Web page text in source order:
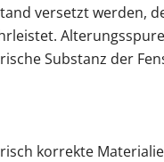
versetzt werden,
Substanz der
korrekte